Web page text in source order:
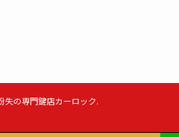
失の専門鍵店カーロック.